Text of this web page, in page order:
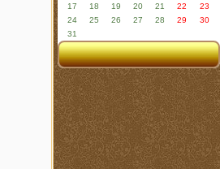
17
18 19 20 21 22
23
24
25 26 27 28 29
30
31